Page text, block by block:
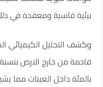
بيئية قاسية ومعقدة في
وكشف التحليل الكيميائي
قادمة من خارج الارض
بالمئة داخل العينات مما